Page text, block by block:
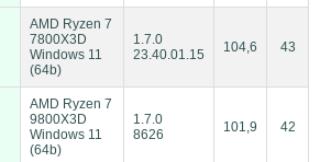
AMD Ryzen 7
7800X3D
Windows 11
(64b)
1.7.0
23.40.01.15
104,6 43
AMD Ryzen 7
9800X3D
Windows 11
(64b)
1.7.0
8626
101,9 42